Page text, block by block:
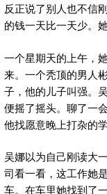
反正说了别人也不信
的钱一天比一天少。
一个星期天的上午，
来。一个秃顶的男人
子，他的儿子叫强。
便摇了摇头。聊了一
他找愿意晚上打杂的
吴娜以为自己刚读大
司看一看，这工作她
车。在车里她找到了